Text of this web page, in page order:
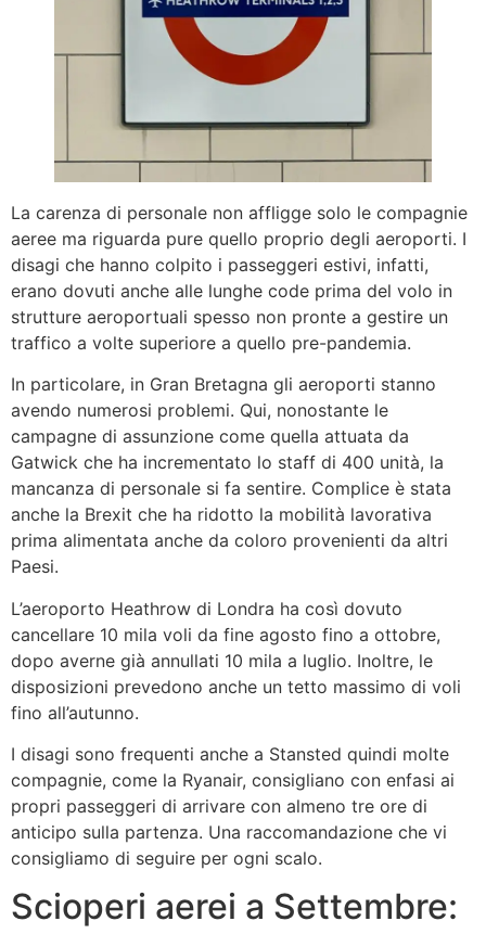
La carenza di personale non affligge solo le compagnie
aeree ma riguarda pure quello proprio degli aeroporti. I
disagi che hanno colpito i passeggeri estivi, infatti,
erano dovuti anche alle lunghe code prima del volo in
strutture aeroportuali spesso non pronte a gestire un
traffico a volte superiore a quello pre-pandemia.
In particolare, in Gran Bretagna gli aeroporti stanno
avendo numerosi problemi. Qui, nonostante le
campagne di assunzione come quella attuata da
Gatwick che ha incrementato lo staff di 400 unità, la
mancanza di personale si fa sentire. Complice è stata
anche la Brexit che ha ridotto la mobilità lavorativa
prima alimentata anche da coloro provenienti da altri
Paesi.
L’aeroporto Heathrow di Londra ha così dovuto
cancellare 10 mila voli da fine agosto fino a ottobre,
dopo averne già annullati 10 mila a luglio. Inoltre, le
disposizioni prevedono anche un tetto massimo di voli
fino all’autunno.
I disagi sono frequenti anche a Stansted quindi molte
compagnie, come la Ryanair, consigliano con enfasi ai
propri passeggeri di arrivare con almeno tre ore di
anticipo sulla partenza. Una raccomandazione che vi
consigliamo di seguire per ogni scalo.
Scioperi aerei a Settembre: